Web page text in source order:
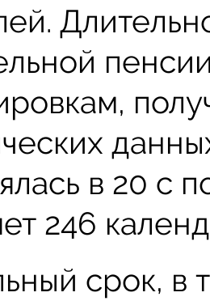
в 20 с
246
срок, в